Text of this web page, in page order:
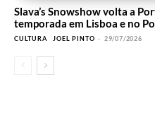
Slava’s Snowshow volta a
temporada em Lisboa e no
CULTURA JOEL PINTO - 29/07/2026